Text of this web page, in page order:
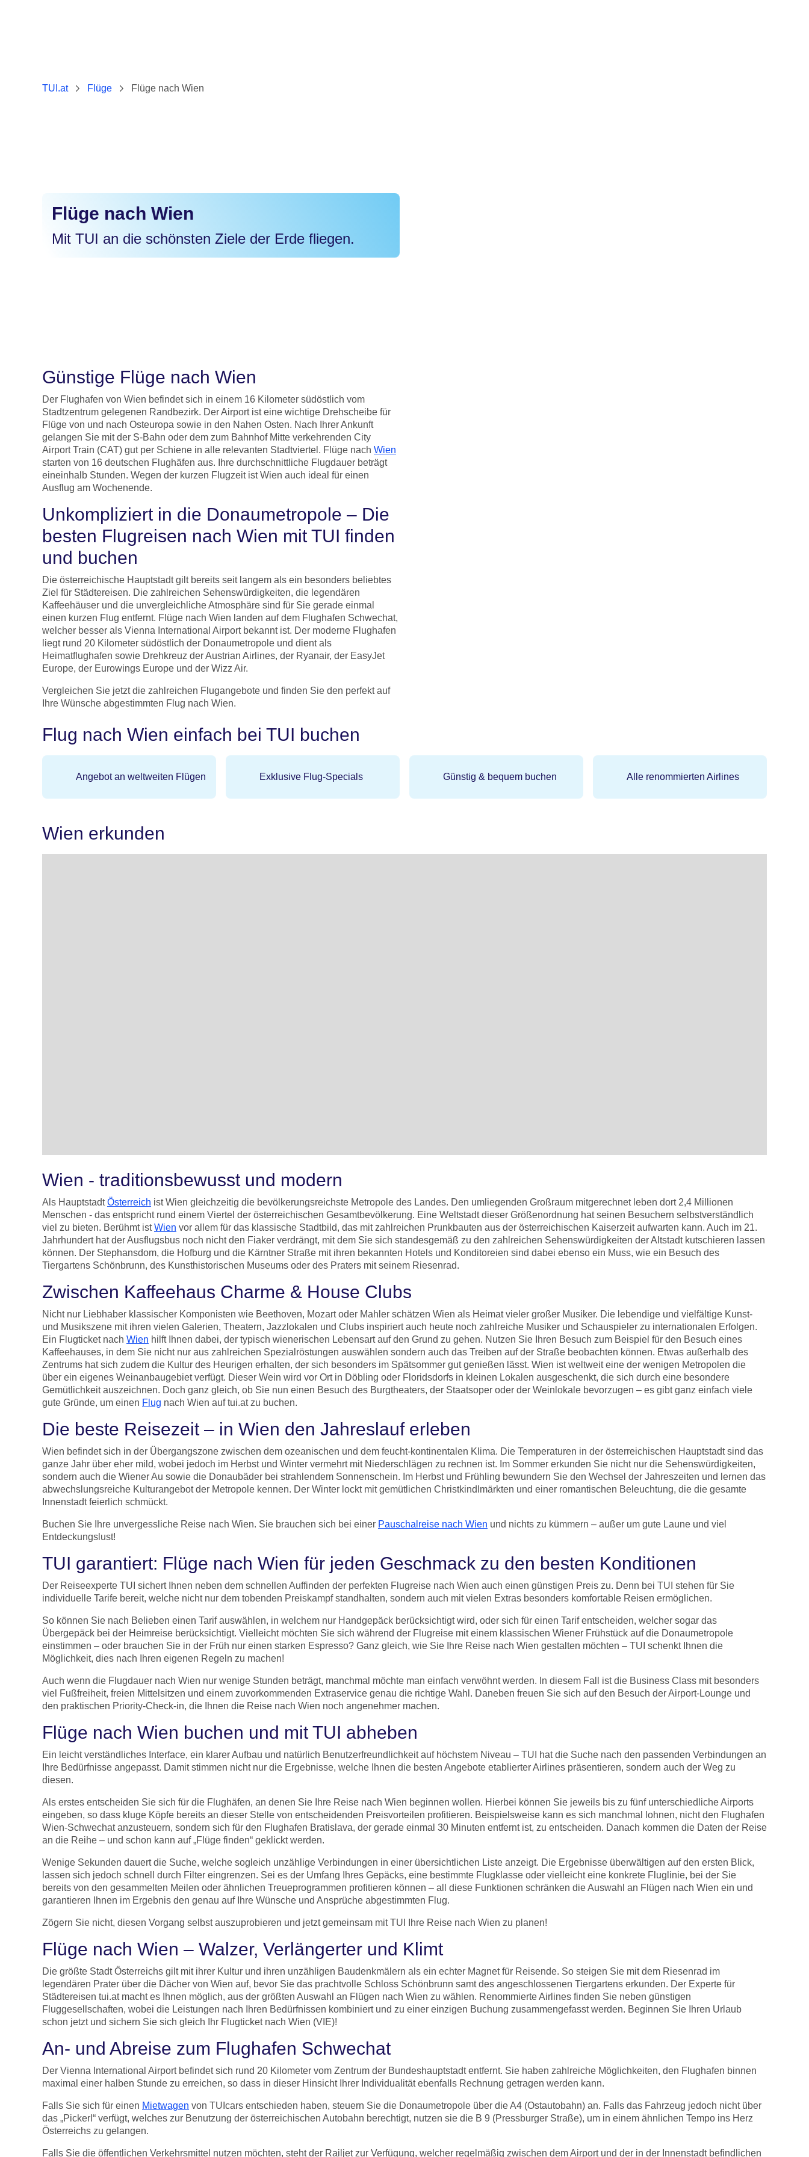
TUI.at Flüge Flüge nach Wien
Flüge nach Wien
Mit TUI an die schönsten Ziele der Erde fliegen.
Günstige Flüge nach Wien
Der Flughafen von Wien befindet sich in einem 16 Kilometer südöstlich vom
Stadtzentrum gelegenen Randbezirk. Der Airport ist eine wichtige Drehscheibe für
Flüge von und nach Osteuropa sowie in den Nahen Osten. Nach Ihrer Ankunft
gelangen Sie mit der S-Bahn oder dem zum Bahnhof Mitte verkehrenden City
Airport Train (CAT) gut per Schiene in alle relevanten Stadtviertel. Flüge nach Wien
starten von 16 deutschen Flughäfen aus. Ihre durchschnittliche Flugdauer beträgt
eineinhalb Stunden. Wegen der kurzen Flugzeit ist Wien auch ideal für einen
Ausflug am Wochenende.
Unkompliziert in die Donaumetropole – Die
besten Flugreisen nach Wien mit TUI finden
und buchen
Die österreichische Hauptstadt gilt bereits seit langem als ein besonders beliebtes
Ziel für Städtereisen. Die zahlreichen Sehenswürdigkeiten, die legendären
Kaffeehäuser und die unvergleichliche Atmosphäre sind für Sie gerade einmal
einen kurzen Flug entfernt. Flüge nach Wien landen auf dem Flughafen Schwechat,
welcher besser als Vienna International Airport bekannt ist. Der moderne Flughafen
liegt rund 20 Kilometer südöstlich der Donaumetropole und dient als
Heimatflughafen sowie Drehkreuz der Austrian Airlines, der Ryanair, der EasyJet
Europe, der Eurowings Europe und der Wizz Air.
Vergleichen Sie jetzt die zahlreichen Flugangebote und finden Sie den perfekt auf
Ihre Wünsche abgestimmten Flug nach Wien.
Flug nach Wien einfach bei TUI buchen
Angebot an weltweiten Flügen Exklusive Flug-Specials Günstig & bequem buchen Alle renommierten Airlines
Wien erkunden
Wien - traditionsbewusst und modern
Als HauptstadtÖsterreich ist Wien gleichzeitig die bevölkerungsreichste Metropole des Landes. Den umliegenden Großraum mitgerechnet leben dort 2,4 Millionen
Menschen - das entspricht rund einem Viertel der österreichischen Gesamtbevölkerung. Eine Weltstadt dieser Größenordnung hat seinen Besuchern selbstverständlich
viel zu bieten. Berühmt istWien vor allem für das klassische Stadtbild, das mit zahlreichen Prunkbauten aus der österreichischen Kaiserzeit aufwarten kann. Auch im 21.
Jahrhundert hat der Ausflugsbus noch nicht den Fiaker verdrängt, mit dem Sie sich standesgemäß zu den zahlreichen Sehenswürdigkeiten der Altstadt kutschieren lassen
können. Der Stephansdom, die Hofburg und die Kärntner Straße mit ihren bekannten Hotels und Konditoreien sind dabei ebenso ein Muss, wie ein Besuch des
Tiergartens Schönbrunn, des Kunsthistorischen Museums oder des Praters mit seinem Riesenrad.
Zwischen Kaffeehaus Charme & House Clubs
Nicht nur Liebhaber klassischer Komponisten wie Beethoven, Mozart oder Mahler schätzen Wien als Heimat vieler großer Musiker. Die lebendige und vielfältige Kunst-
und Musikszene mit ihren vielen Galerien, Theatern, Jazzlokalen und Clubs inspiriert auch heute noch zahlreiche Musiker und Schauspieler zu internationalen Erfolgen.
Ein Flugticket nach Wien hilft Ihnen dabei, der typisch wienerischen Lebensart auf den Grund zu gehen. Nutzen Sie Ihren Besuch zum Beispiel für den Besuch eines
Kaffeehauses, in dem Sie nicht nur aus zahlreichen Spezialröstungen auswählen sondern auch das Treiben auf der Straße beobachten können. Etwas außerhalb des
Zentrums hat sich zudem die Kultur des Heurigen erhalten, der sich besonders im Spätsommer gut genießen lässt. Wien ist weltweit eine der wenigen Metropolen die
über ein eigenes Weinanbaugebiet verfügt. Dieser Wein wird vor Ort in Döbling oder Floridsdorfs in kleinen Lokalen ausgeschenkt, die sich durch eine besondere
Gemütlichkeit auszeichnen. Doch ganz gleich, ob Sie nun einen Besuch des Burgtheaters, der Staatsoper oder der Weinlokale bevorzugen – es gibt ganz einfach viele
gute Gründe, um einen Flug nach Wien auf tui.at zu buchen.
Die beste Reisezeit – in Wien den Jahreslauf erleben
Wien befindet sich in der Übergangszone zwischen dem ozeanischen und dem feucht-kontinentalen Klima. Die Temperaturen in der österreichischen Hauptstadt sind das
ganze Jahr über eher mild, wobei jedoch im Herbst und Winter vermehrt mit Niederschlägen zu rechnen ist. Im Sommer erkunden Sie nicht nur die Sehenswürdigkeiten,
sondern auch die Wiener Au sowie die Donaubäder bei strahlendem Sonnenschein. Im Herbst und Frühling bewundern Sie den Wechsel der Jahreszeiten und lernen das
abwechslungsreiche Kulturangebot der Metropole kennen. Der Winter lockt mit gemütlichen Christkindlmärkten und einer romantischen Beleuchtung, die die gesamte
Innenstadt feierlich schmückt.
Buchen Sie Ihre unvergessliche Reise nach Wien. Sie brauchen sich bei einer Pauschalreise nach Wien und nichts zu kümmern – außer um gute Laune und viel
Entdeckungslust!
TUI garantiert: Flüge nach Wien für jeden Geschmack zu den besten Konditionen
Der Reiseexperte TUI sichert Ihnen neben dem schnellen Auffinden der perfekten Flugreise nach Wien auch einen günstigen Preis zu. Denn bei TUI stehen für Sie
individuelle Tarife bereit, welche nicht nur dem tobenden Preiskampf standhalten, sondern auch mit vielen Extras besonders komfortable Reisen ermöglichen.
So können Sie nach Belieben einen Tarif auswählen, in welchem nur Handgepäck berücksichtigt wird, oder sich für einen Tarif entscheiden, welcher sogar das
Übergepäck bei der Heimreise berücksichtigt. Vielleicht möchten Sie sich während der Flugreise mit einem klassischen Wiener Frühstück auf die Donaumetropole
einstimmen – oder brauchen Sie in der Früh nur einen starken Espresso? Ganz gleich, wie Sie Ihre Reise nach Wien gestalten möchten – TUI schenkt Ihnen die
Möglichkeit, dies nach Ihren eigenen Regeln zu machen!
Auch wenn die Flugdauer nach Wien nur wenige Stunden beträgt, manchmal möchte man einfach verwöhnt werden. In diesem Fall ist die Business Class mit besonders
viel Fußfreiheit, freien Mittelsitzen und einem zuvorkommenden Extraservice genau die richtige Wahl. Daneben freuen Sie sich auf den Besuch der Airport-Lounge und
den praktischen Priority-Check-in, die Ihnen die Reise nach Wien noch angenehmer machen.
Flüge nach Wien buchen und mit TUI abheben
Ein leicht verständliches Interface, ein klarer Aufbau und natürlich Benutzerfreundlichkeit auf höchstem Niveau – TUI hat die Suche nach den passenden Verbindungen an
Ihre Bedürfnisse angepasst. Damit stimmen nicht nur die Ergebnisse, welche Ihnen die besten Angebote etablierter Airlines präsentieren, sondern auch der Weg zu
diesen.
Als erstes entscheiden Sie sich für die Flughäfen, an denen Sie Ihre Reise nach Wien beginnen wollen. Hierbei können Sie jeweils bis zu fünf unterschiedliche Airports
eingeben, so dass kluge Köpfe bereits an dieser Stelle von entscheidenden Preisvorteilen profitieren. Beispielsweise kann es sich manchmal lohnen, nicht den Flughafen
Wien-Schwechat anzusteuern, sondern sich für den Flughafen Bratislava, der gerade einmal 30 Minuten entfernt ist, zu entscheiden. Danach kommen die Daten der Reise
an die Reihe – und schon kann auf „Flüge finden“ geklickt werden.
Wenige Sekunden dauert die Suche, welche sogleich unzählige Verbindungen in einer übersichtlichen Liste anzeigt. Die Ergebnisse überwältigen auf den ersten Blick,
lassen sich jedoch schnell durch Filter eingrenzen. Sei es der Umfang Ihres Gepäcks, eine bestimmte Flugklasse oder vielleicht eine konkrete Fluglinie, bei der Sie
bereits von den gesammelten Meilen oder ähnlichen Treueprogrammen profitieren können – all diese Funktionen schränken die Auswahl an Flügen nach Wien ein und
garantieren Ihnen im Ergebnis den genau auf Ihre Wünsche und Ansprüche abgestimmten Flug.
Zögern Sie nicht, diesen Vorgang selbst auszuprobieren und jetzt gemeinsam mit TUI Ihre Reise nach Wien zu planen!
Flüge nach Wien – Walzer, Verlängerter und Klimt
Die größte Stadt Österreichs gilt mit ihrer Kultur und ihren unzähligen Baudenkmälern als ein echter Magnet für Reisende. So steigen Sie mit dem Riesenrad im
legendären Prater über die Dächer von Wien auf, bevor Sie das prachtvolle Schloss Schönbrunn samt des angeschlossenen Tiergartens erkunden. Der Experte für
Städtereisen tui.at macht es Ihnen möglich, aus der größten Auswahl an Flügen nach Wien zu wählen. Renommierte Airlines finden Sie neben günstigen
Fluggesellschaften, wobei die Leistungen nach Ihren Bedürfnissen kombiniert und zu einer einzigen Buchung zusammengefasst werden. Beginnen Sie Ihren Urlaub
schon jetzt und sichern Sie sich gleich Ihr Flugticket nach Wien (VIE)!
An- und Abreise zum Flughafen Schwechat
Der Vienna International Airport befindet sich rund 20 Kilometer vom Zentrum der Bundeshauptstadt entfernt. Sie haben zahlreiche Möglichkeiten, den Flughafen binnen
maximal einer halben Stunde zu erreichen, so dass in dieser Hinsicht Ihrer Individualität ebenfalls Rechnung getragen werden kann.
Falls Sie sich für einen Mietwagen von TUIcars entschieden haben, steuern Sie die Donaumetropole über die A4 (Ostautobahn) an. Falls das Fahrzeug jedoch nicht über
das „Pickerl“ verfügt, welches zur Benutzung der österreichischen Autobahn berechtigt, nutzen sie die B 9 (Pressburger Straße), um in einem ähnlichen Tempo ins Herz
Österreichs zu gelangen.
Falls Sie die öffentlichen Verkehrsmittel nutzen möchten, steht der Railjet zur Verfügung, welcher regelmäßig zwischen dem Airport und der in der Innenstadt befindlichen